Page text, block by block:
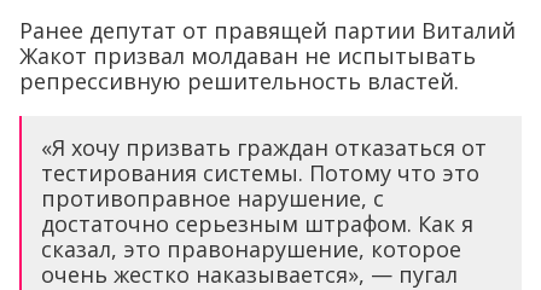
Ранее депутат от правящей партии Виталий
Жакот призвал молдаван не испытывать
репрессивную решительность властей.
«Я хочу призвать граждан отказаться от
тестирования системы. Потому что это
противоправное нарушение, с
достаточно серьезным штрафом. Как я
сказал, это правонарушение, которое
очень жестко наказывается», — пугал